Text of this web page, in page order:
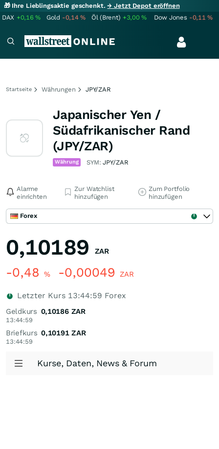
🎁 Ihre Lieblingsaktie geschenkt.→ Jetzt Depot eröffnen
DAX +0,16% Gold -0,14% Öl (Brent) +3,00% Dow Jones -0,11%
Startseite Währungen JPY/ZAR
Japanischer Yen /
Südafrikanischer Rand
(JPY/ZAR)
Währung SYM:JPY/ZAR
Alarme
einrichten
Zur Watchlist
hinzufügen
Zum Portfolio
hinzufügen
Forex
0,10189 ZAR
-0,48 % -0,00049 ZAR
Letzter Kurs 13:44:59 Forex
Geldkurs
13:44:59
0,10186 ZAR
Briefkurs
13:44:59
0,10191 ZAR
Kurse, Daten, News & Forum